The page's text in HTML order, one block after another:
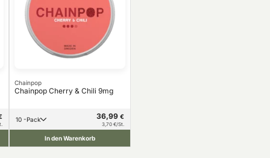
Chainpop
Chainpop Cherry & Chili 9mg
10 -Pack 36,99 €
3,70 €/St.
In den Warenkorb